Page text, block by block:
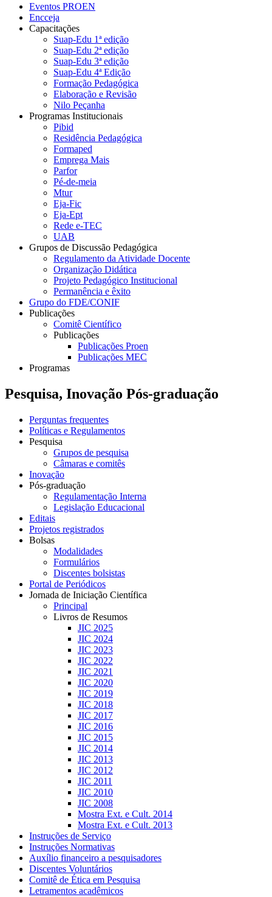
Eventos PROEN
Encceja
Capacitações
Suap-Edu 1ª edição
Suap-Edu 2ª edição
Suap-Edu 3ª edição
Suap-Edu 4ª Edição
Formação Pedagógica
Elaboração e Revisão
Nilo Peçanha
Programas Institucionais
Pibid
Residência Pedagógica
Formaped
Emprega Mais
Parfor
Pé-de-meia
Mtur
Eja-Fic
Eja-Ept
Rede e-TEC
UAB
Grupos de Discussão Pedagógica
Regulamento da Atividade Docente
Organização Didática
Projeto Pedagógico Institucional
Permanência e êxito
Grupo do FDE/CONIF
Publicações
Comitê Científico
Publicações
Publicações Proen
Publicações MEC
Programas
Pesquisa, Inovação Pós-graduação
Perguntas frequentes
Políticas e Regulamentos
Pesquisa
Grupos de pesquisa
Câmaras e comitês
Inovação
Pós-graduação
Regulamentação Interna
Legislação Educacional
Editais
Projetos registrados
Bolsas
Modalidades
Formulários
Discentes bolsistas
Portal de Periódicos
Jornada de Iniciação Científica
Principal
Livros de Resumos
JIC 2025
JIC 2024
JIC 2023
JIC 2022
JIC 2021
JIC 2020
JIC 2019
JIC 2018
JIC 2017
JIC 2016
JIC 2015
JIC 2014
JIC 2013
JIC 2012
JIC 2011
JIC 2010
JIC 2008
Mostra Ext. e Cult. 2014
Mostra Ext. e Cult. 2013
Instruções de Serviço
Instruções Normativas
Auxílio financeiro a pesquisadores
Discentes Voluntários
Comitê de Ética em Pesquisa
Letramentos acadêmicos